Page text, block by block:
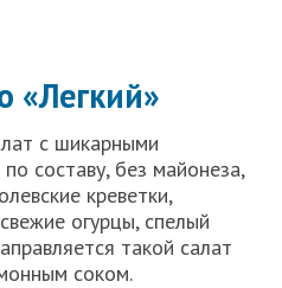
«Легкий»
с шикарными
составу, без майонеза,
креветки,
огурцы, спелый
такой салат
соком.